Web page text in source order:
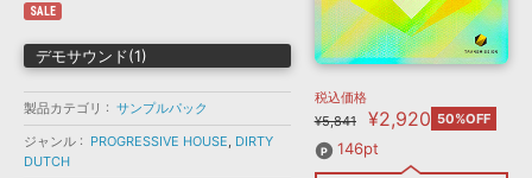
サンプルパック »
ソフトウェア／ツール »
特集 »
ニュースレター »
製品サポート情報 »
DTMガイド » 音楽カード
ELECTRONICA
MUTANT
ROUTER.FM
SONOCA
ソフト音源 プラグイン・エフェクト
ソフトウェア／ツール DAW 効果音
メーカー
フォーマット
SALE
デモサウンド(1)
製品カテゴリ
サンプルパック
ジャンル
PROGRESSIVE HOUSE, DIRTY
DUTCH
税込価格
¥5,841
¥2,920 50%OFF
146pt